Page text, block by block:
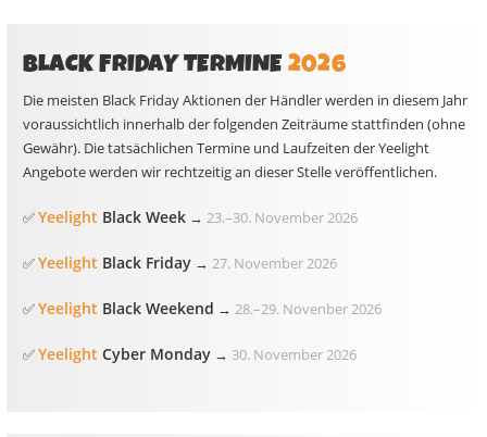
BLACK FRIDAY TERMINE2026
Die meisten Black Friday Aktionen der Händler werden in diesem Jahr
voraussichtlich innerhalb der folgenden Zeiträume stattfinden (ohne
Gewähr). Die tatsächlichen Termine und Laufzeiten der Yeelight
Angebote werden wir rechtzeitig an dieser Stelle veröffentlichen.
✅Yeelight Black Week → 23.–30. November 2026
✅Yeelight Black Friday → 27. November 2026
✅Yeelight Black Weekend → 28.–29. Novenber 2026
✅Yeelight Cyber Monday → 30. November 2026